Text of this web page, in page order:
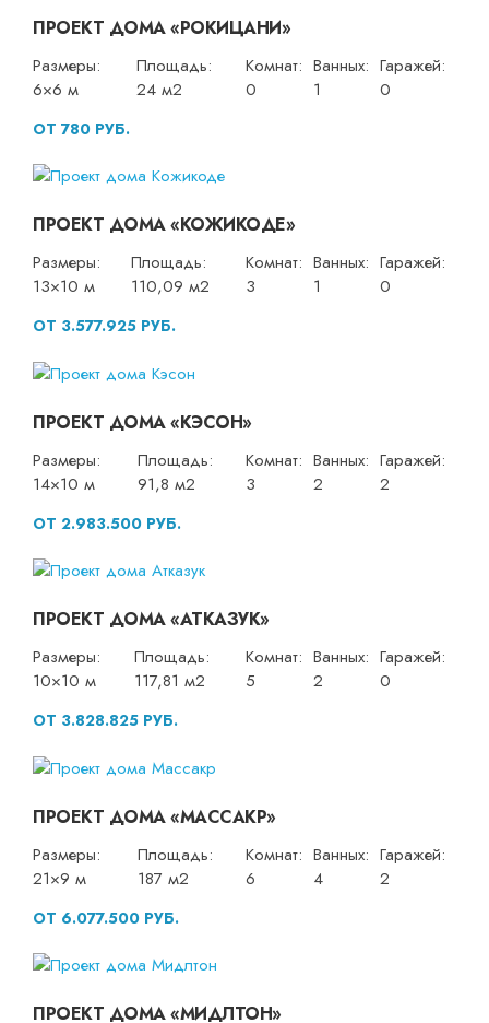
ПРОЕКТ ДОМА «РОКИЦАНИ»
Размеры:
6×6 м
Площадь:
24 м2
Комнат:
0
Ванных:
1
Гаражей:
0
ОТ 780 РУБ.
ПРОЕКТ ДОМА «КОЖИКОДЕ»
Размеры:
13×10 м
Площадь:
110,09 м2
Комнат:
3
Ванных:
1
Гаражей:
0
ОТ 3.577.925 РУБ.
ПРОЕКТ ДОМА «КЭСОН»
Размеры:
14×10 м
Площадь:
91,8 м2
Комнат:
3
Ванных:
2
Гаражей:
2
ОТ 2.983.500 РУБ.
ПРОЕКТ ДОМА «АТКАЗУК»
Размеры:
10×10 м
Площадь:
117,81 м2
Комнат:
5
Ванных:
2
Гаражей:
0
ОТ 3.828.825 РУБ.
ПРОЕКТ ДОМА «МАССАКР»
Размеры:
21×9 м
Площадь:
187 м2
Комнат:
6
Ванных:
4
Гаражей:
2
ОТ 6.077.500 РУБ.
ПРОЕКТ ДОМА «МИДЛТОН»